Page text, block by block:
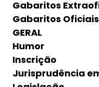
Gabaritos
Gabaritos Oficiais
GERAL
Humor
Inscrição
Jurisprudência